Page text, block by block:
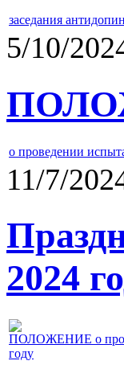
заседания
5/10/
о проведении
11/7/
2024
ПОЛОЖЕНИЕ о
году